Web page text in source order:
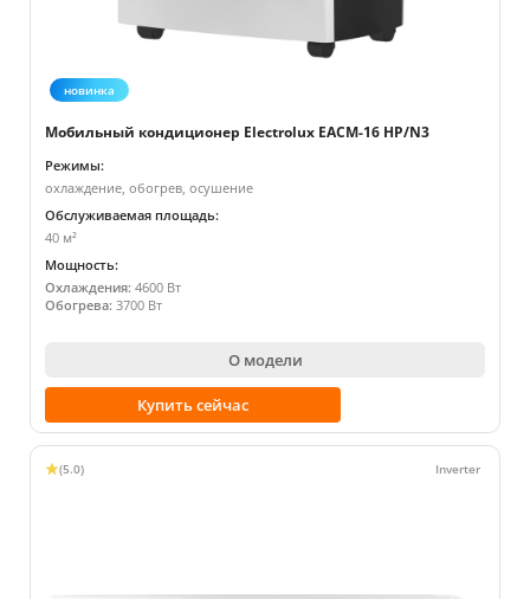
новинка
Мобильный кондиционер Electrolux EACM-16 HP/N3
Режимы:
охлаждение, обогрев, осушение
Обслуживаемая площадь:
40 м²
Мощность:
Охлаждения: 4600 Вт
Обогрева: 3700 Вт
О модели
Купить сейчас
(5.0)